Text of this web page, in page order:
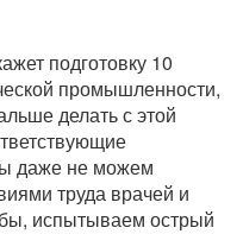
подготовку 10
промышленности,
делать с этой
даже не можем
труда врачей и
бы, испытываем острый